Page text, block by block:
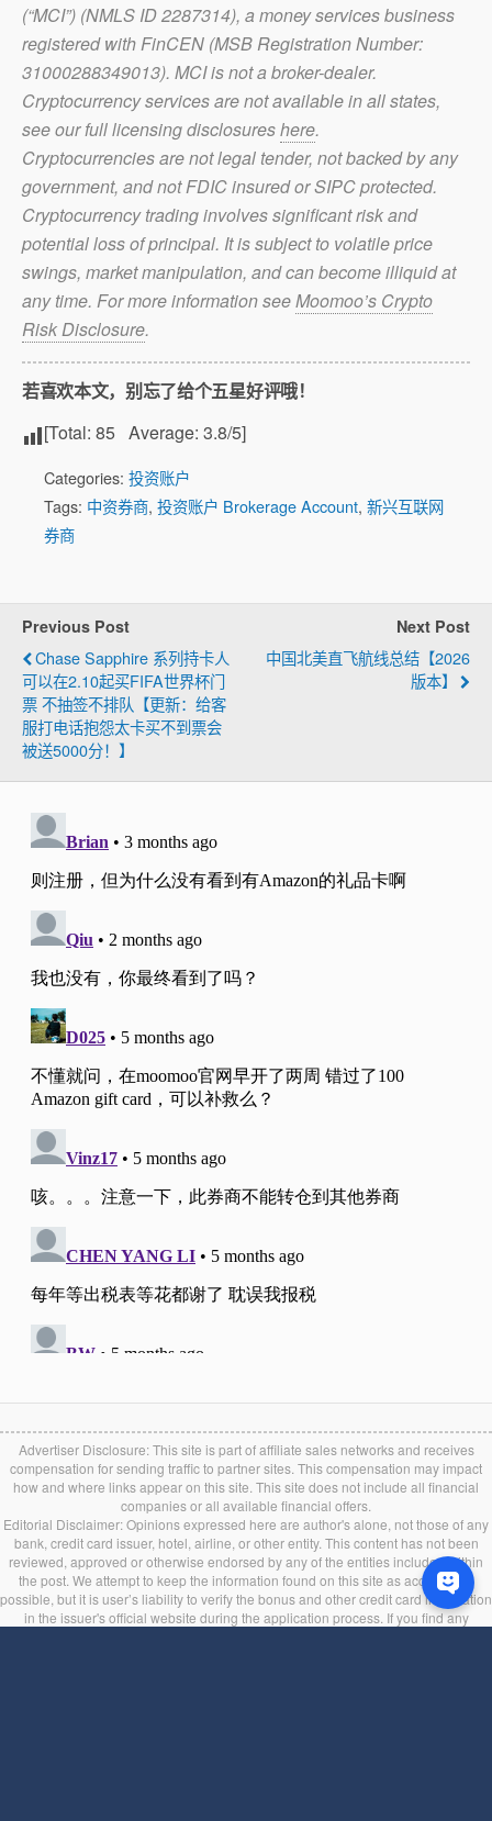
(“MCI”) (NMLS ID 2287314), a money services business
registered with FinCEN (MSB Registration Number:
31000288349013). MCI is not a broker-dealer.
Cryptocurrency services are not available in all states,
see our full licensing disclosureshere.
Cryptocurrencies are not legal tender, not backed by any
government, and not FDIC insured or SIPC protected.
Cryptocurrency trading involves significant risk and
potential loss of principal. It is subject to volatile price
swings, market manipulation, and can become illiquid at
any time. For more information seeMoomoo’s Crypto
Risk Disclosure.
若喜欢本文，别忘了给个五星好评哦！
[Total: 85 Average: 3.8/5]
Categories: 投资账户
Tags: 中资券商, 投资账户 Brokerage Account, 新兴互联网
券商
Previous Post
Chase Sapphire 系列持卡人
可以在2.10起买FIFA世界杯门
票 不抽签不排队【更新：给客
服打电话抱怨太卡买不到票会
被送5000分！】
Next Post
中国北美直飞航线总结【2026
版本】
Advertiser Disclosure: This site is part of affiliate sales networks and receives
compensation for sending traffic to partner sites. This compensation may impact
how and where links appear on this site. This site does not include all financial
companies or all available financial offers.
Editorial Disclaimer: Opinions expressed here are author's alone, not those of any
bank, credit card issuer, hotel, airline, or other entity. This content has not been
reviewed, approved or otherwise endorsed by any of the entities included within
the post. We attempt to keep the information found on this site as accurate as
possible, but it is user’s liability to verify the bonus and other credit card information
in the issuer's official website during the application process. If you find any